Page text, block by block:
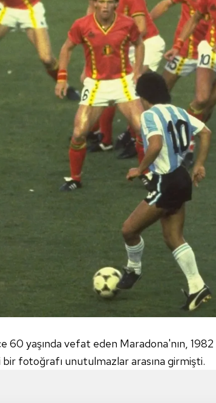
60 yaşında vefat eden Maradona'nın, 1982
bir fotoğrafı unutulmazlar arasına girmişti.